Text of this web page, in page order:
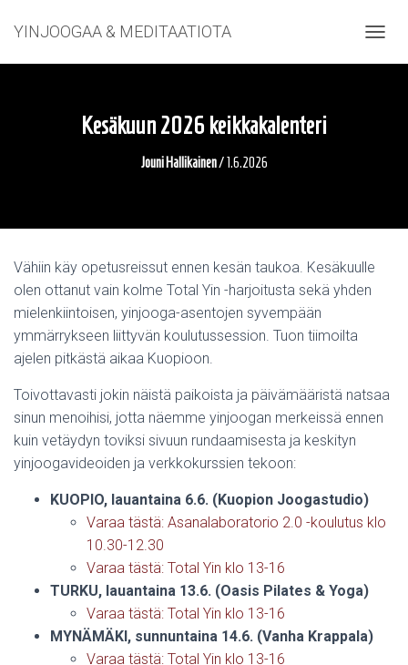
YINJOOGAA & MEDITAATIOTA
Kesäkuun 2026 keikkakalenteri
Jouni Hallikainen/1.6.2026
Vähiin käy opetusreissut ennen kesän taukoa. Kesäkuulle
olen ottanut vain kolme Total Yin -harjoitusta sekä yhden
mielenkiintoisen, yinjooga-asentojen syvempään
ymmärrykseen liittyvän koulutussession. Tuon tiimoilta
ajelen pitkästä aikaa Kuopioon.
Toivottavasti jokin näistä paikoista ja päivämääristä natsaa
sinun menoihisi, jotta näemme yinjoogan merkeissä ennen
kuin vetäydyn toviksi sivuun rundaamisesta ja keskityn
yinjoogavideoiden ja verkkokurssien tekoon:
KUOPIO, lauantaina 6.6. (Kuopion Joogastudio)
Varaa tästä: Asanalaboratorio 2.0 -koulutus klo
10.30-12.30
Varaa tästä: Total Yin klo 13-16
TURKU, lauantaina 13.6. (Oasis Pilates & Yoga)
Varaa tästä: Total Yin klo 13-16
MYNÄMÄKI, sunnuntaina 14.6. (Vanha Krappala)
Varaa tästä: Total Yin klo 13-16